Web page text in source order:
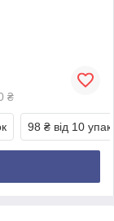
₴
98 ₴ від 10